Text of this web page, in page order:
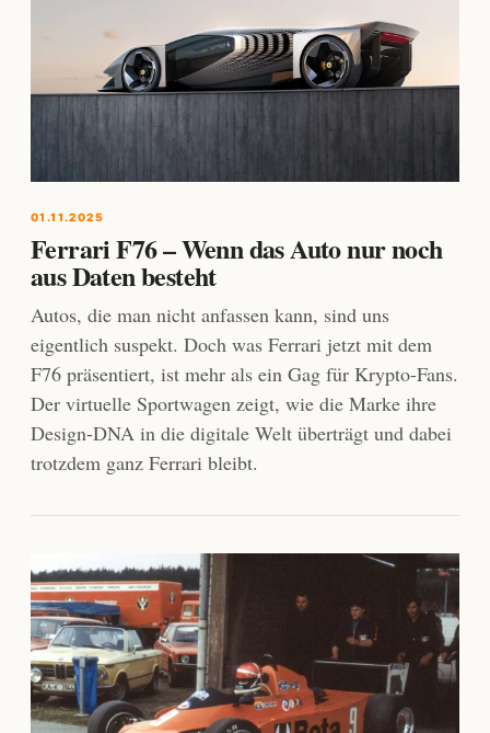
01.11.2025
Ferrari F76 – Wenn das Auto nur noch
aus Daten besteht
Autos, die man nicht anfassen kann, sind uns
eigentlich suspekt. Doch was Ferrari jetzt mit dem
F76 präsentiert, ist mehr als ein Gag für Krypto-Fans.
Der virtuelle Sportwagen zeigt, wie die Marke ihre
Design-DNA in die digitale Welt überträgt und dabei
trotzdem ganz Ferrari bleibt.